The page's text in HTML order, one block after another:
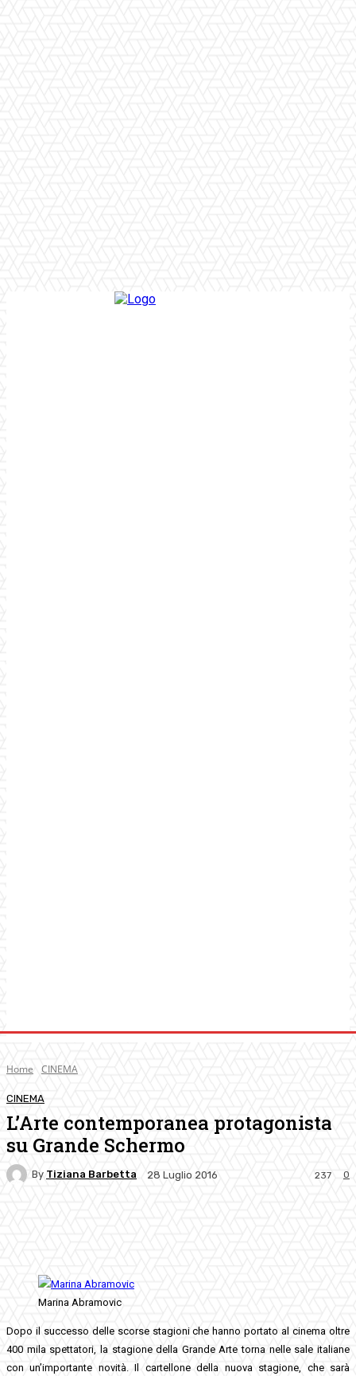
Home CINEMA
CINEMA
L’Arte contemporanea protagonista
su Grande Schermo
By Tiziana Barbetta 28 Luglio 2016 0
237
Marina Abramovic
Dopo il successo delle scorse stagioni che hanno portato al cinema oltre
400 mila spettatori, la stagione della Grande Arte torna nelle sale italiane
con un’importante novità. Il cartellone della nuova stagione, che sarà